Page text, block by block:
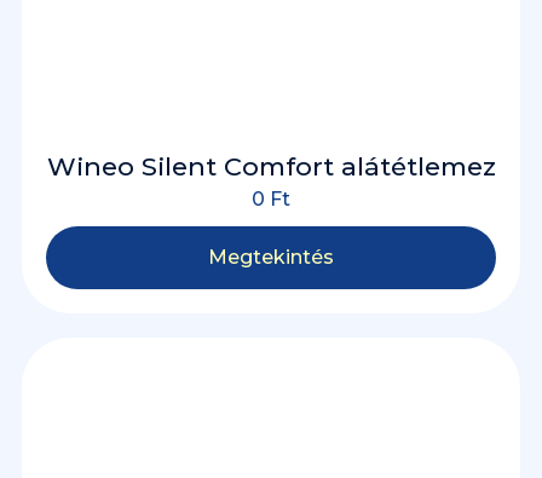
Wineo Silent Comfort alátétlemez
0 Ft
Megtekintés